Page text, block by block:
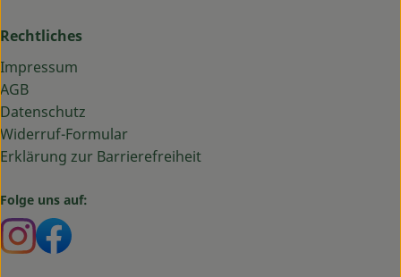
Rechtliches
Impressum
AGB
Datenschutz
Widerruf-Formular
Erklärung zur Barrierefreiheit
Folge uns auf:
Externer Link zu https://www.instagram.com/
Externer Link zu https://www.facebook.com/